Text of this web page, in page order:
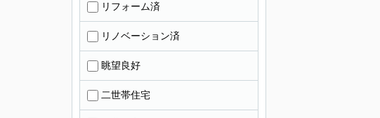
リフォーム済
リノベーション済
眺望良好
二世帯住宅